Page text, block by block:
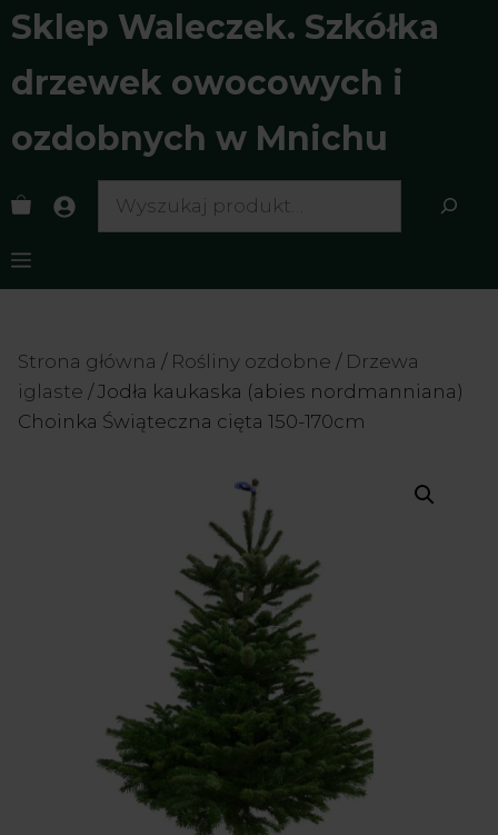
Przejdź
do
treści
Sklep Waleczek. Szkółka
drzewek owocowych i
ozdobnych w Mnichu
Menu
Search
Strona główna / Rośliny ozdobne / Drzewa
iglaste / Jodła kaukaska (abies nordmanniana)
Choinka Świąteczna cięta 150-170cm